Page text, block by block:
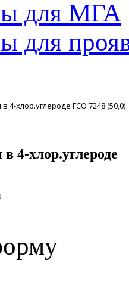
для МГА
для
4-хлор.углероде ГСО 7248 (50,0)
4-хлор.углероде